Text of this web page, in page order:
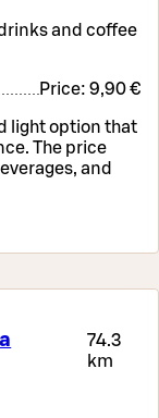
and coffee
Price: 9,90 €
light option that
The price
and
74.3
km